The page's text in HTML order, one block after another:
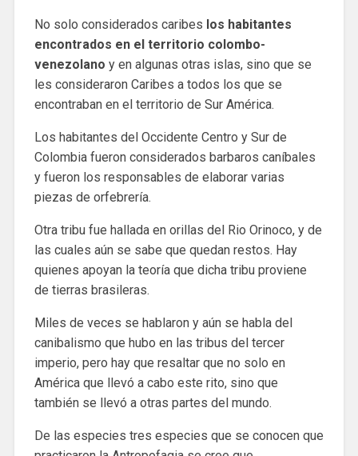
No solo considerados caribes los habitantes
encontrados en el territorio colombo-
venezolano y en algunas otras islas, sino que se
les consideraron Caribes a todos los que se
encontraban en el territorio de Sur América.
Los habitantes del Occidente Centro y Sur de
Colombia fueron considerados barbaros caníbales
y fueron los responsables de elaborar varias
piezas de orfebrería.
Otra tribu fue hallada en orillas del Rio Orinoco, y de
las cuales aún se sabe que quedan restos. Hay
quienes apoyan la teoría que dicha tribu proviene
de tierras brasileras.
Miles de veces se hablaron y aún se habla del
canibalismo que hubo en las tribus del tercer
imperio, pero hay que resaltar que no solo en
América que llevó a cabo este rito, sino que
también se llevó a otras partes del mundo.
De las especies tres especies que se conocen que